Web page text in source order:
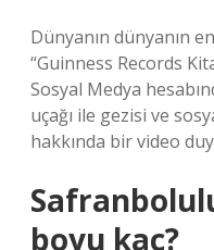
Dünyanın dünyanın
“Guinness Records
Sosyal Medya
uçağı ile gezisi ve
hakkında bir video
boyu kaç?